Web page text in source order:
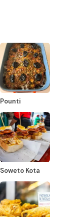
Pounti
Soweto Kota